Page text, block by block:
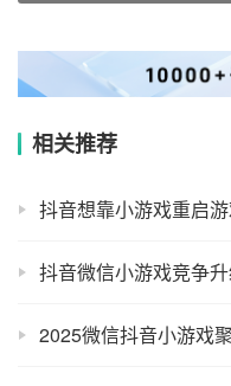
相关推荐
抖音想靠小游戏重启
抖音微信小游戏竞争
2025微信抖音小游戏